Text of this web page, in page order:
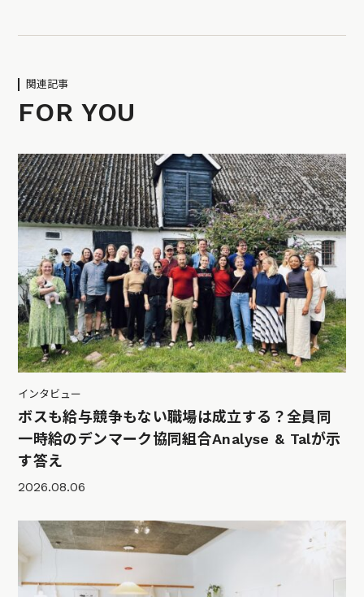
関連記事
FOR YOU
インタビュー
ボスも給与競争もない職場は成立する？全員同
一時給のデンマーク協同組合Analyse & Talが示
す答え
2026.08.06